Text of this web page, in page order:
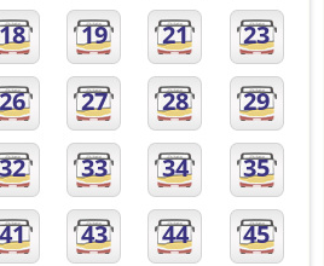
18 19 21 23
26 27 28 29
32 33 34 35
41 43 44 45